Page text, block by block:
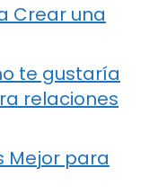
Crear una
te gustaría
relaciones
Mejor para